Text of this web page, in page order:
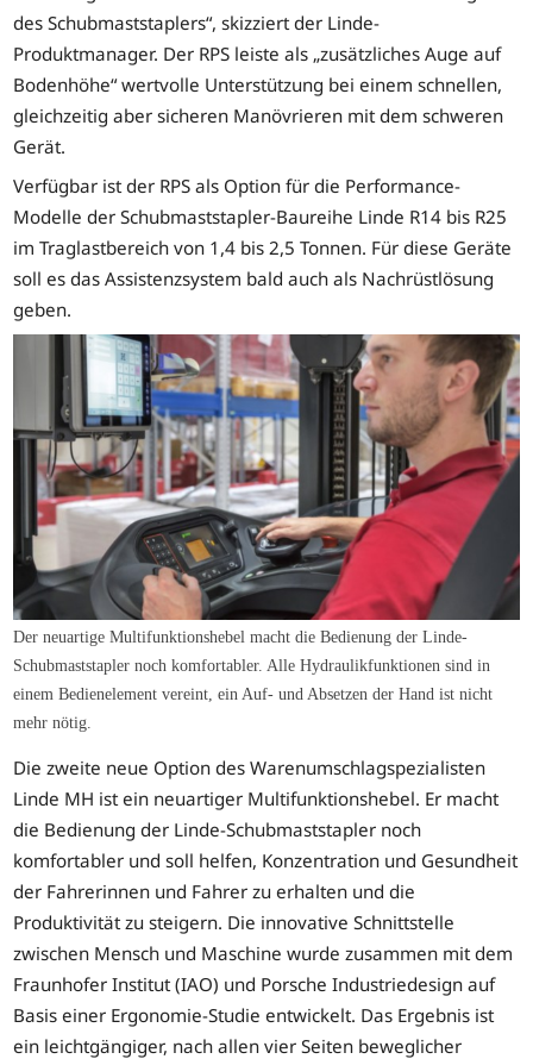
des Schubmaststaplers“, skizziert der Linde-
Produktmanager. Der RPS leiste als „zusätzliches Auge auf
Bodenhöhe“ wertvolle Unterstützung bei einem schnellen,
gleichzeitig aber sicheren Manövrieren mit dem schweren
Gerät.
Verfügbar ist der RPS als Option für die Performance-
Modelle der Schubmaststapler-Baureihe Linde R14 bis R25
im Traglastbereich von 1,4 bis 2,5 Tonnen. Für diese Geräte
soll es das Assistenzsystem bald auch als Nachrüstlösung
geben.
Der neuartige Multifunktionshebel macht die Bedienung der Linde-
Schubmaststapler noch komfortabler. Alle Hydraulikfunktionen sind in
einem Bedienelement vereint, ein Auf- und Absetzen der Hand ist nicht
mehr nötig.
Die zweite neue Option des Warenumschlagspezialisten
Linde MH ist ein neuartiger Multifunktionshebel. Er macht
die Bedienung der Linde-Schubmaststapler noch
komfortabler und soll helfen, Konzentration und Gesundheit
der Fahrerinnen und Fahrer zu erhalten und die
Produktivität zu steigern. Die innovative Schnittstelle
zwischen Mensch und Maschine wurde zusammen mit dem
Fraunhofer Institut (IAO) und Porsche Industriedesign auf
Basis einer Ergonomie-Studie entwickelt. Das Ergebnis ist
ein leichtgängiger, nach allen vier Seiten beweglicher